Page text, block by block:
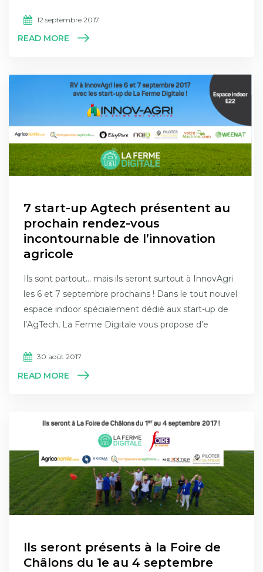
12 septembre 2017
READ MORE
7 start-up Agtech présentent au
prochain rendez-vous
incontournable de l’innovation
agricole
Ils sont partout… mais ils seront surtout à InnovAgri
les 6 et 7 septembre prochains ! Dans le tout nouvel
espace indoor spécialement dédié aux start-up de
l’AgTech, La Ferme Digitale vous propose d’e
30 août 2017
READ MORE
Ils seront présents à la Foire de
Châlons du 1e au 4 septembre